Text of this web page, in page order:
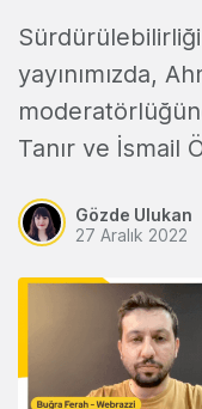
Sürdürülebilirliği
yayınımızda,
Tanır ve İsmail
Gözde Ulukan
27 Aralık 2022